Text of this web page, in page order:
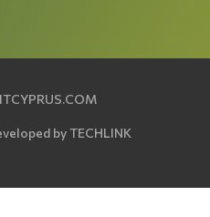
byTECHLINK